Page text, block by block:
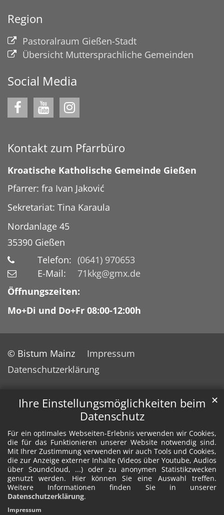
Ihre Einstellungsmöglichkeiten beim
Datenschutz
Für ein optimales Webseiten-Erlebnis verwenden wir Cookies,
die für das Funktionieren unserer Website notwendig sind.
Mit Ihrer Zustimmung verwenden wir auch Tools und Cookies,
die zur Anzeige externer Inhalte (Videos über Youtube, Audios
über Soundcloud, ...) oder zu anonymen Statistikzwecken
genutzt werden. Hier können Sie eine Auswahl treffen.
Weitere Informationen finden Sie in unserer
Datenschutzerklärung.
✕
Impressum
Region
Pastoralraum Gießen-Stadt
Übersicht Muttersprachliche Gemeinden
Social Media
Kontakt zum Pfarrbüro
Kroatische Katholische Gemeinde Gießen
Pfarrer: fra Ivan Jaković
Sekretariat: Tina Karaula
Nordanlage 45
35390 Gießen
Telefon: (0641) 970653
E-Mail:
71kkg@gmx.de
Öffnungszeiten:
Mo+Di und Do+Fr 08:00-12:00h
© Bistum Mainz
Impressum
Datenschutzerklärung